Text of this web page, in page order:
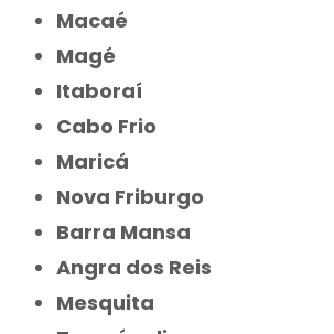
Macaé
Magé
Itaboraí
Cabo Frio
Maricá
Nova Friburgo
Barra Mansa
Angra dos Reis
Mesquita